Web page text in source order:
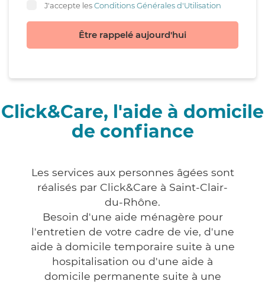
J'accepte lesConditions Générales d'Utilisation
Être rappelé aujourd'hui
Click&Care, l'aide à domicile
de confiance
Les services aux personnes âgées sont
réalisés par Click&Care à Saint-Clair-
du-Rhône.
Besoin d'une aide ménagère pour
l'entretien de votre cadre de vie, d'une
aide à domicile temporaire suite à une
hospitalisation ou d'une aide à
domicile permanente suite à une